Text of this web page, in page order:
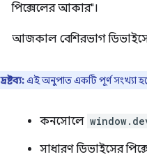
পিক্সেলের আকার"।
আজকাল বেশিরভাগ
দ্রষ্টব্য:এই অনুপাত একটি পূর্ণ সংখ্যা
কনসোলে
সাধারণ ডিভাইসের